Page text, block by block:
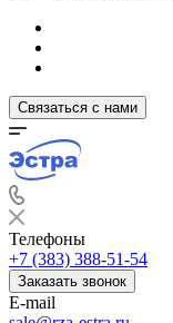
Связаться с нами
Телефоны
+7 (383) 388-51-54
Заказать звонок
E-mail